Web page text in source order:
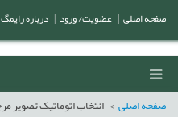
صفحه اصلی انتخاب اتوماتیک تصویر
صفحه اصلی عضویت/ ورود درباره رایمگ